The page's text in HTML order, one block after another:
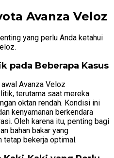
Avanza Veloz
yang perlu Anda ketahui
pada Beberapa Kasus
Avanza Veloz
terutama saat mereka
oktan rendah. Kondisi ini
kenyamanan berkendara
Oleh karena itu, penting bagi
bahan bakar yang
tetap bekerja optimal.